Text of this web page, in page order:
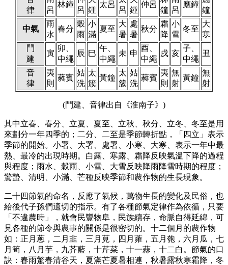
律
呂
林鐘
呂 鍾
太呂
呂 鍾
仲呂
鐘 呂
應鐘
鐘
中氣
雨
水
春分
穀
雨
小
滿
夏至
大
暑
處
暑
秋分
霜
降
小
雪
冬至
大
寒
鬥
建
寅
卯、
中繩
辰 巳
午、
中繩
未 申
酉、
中繩
戌 亥
子、
中繩
丑
音
律
夷
則
蕤賓
姑
洗
太
簇
黃鐘
太
簇
姑
洗
蕤賓
夷
則
無
射
黃鐘
無
射
(鬥建、音律出自《淮南子》)
其中立春、春分、立夏、夏至、立秋、秋分、立冬、冬至是用
來劃分一年四季的；二分、二至是季節轉折點，「四立」表示
季節的開始。小署、大署、處署、小寒、大寒、表示一年中最
熱、最冷的出現時期。白露、寒露、霜降反映氣溫下降的過程
與程度；雨水、穀雨、小雪、大雪反映降雨降雪時期的程度；
驚蟄、清明、小滿、芒種反映季節和農作物的生長現象。
二十四節氣的命名，反應了氣候，萬物生長的變化及民俗，也
給後代子孫們適切的指示。有了各種節氣定律作為依循，只要
「不違農時」，就會民豐物阜，民族續存，命脈自得延綿，可
見各種的節令與農事的關係是很密切的。十二個月的農作物
如：正月蔥，二月韭，三月莧，四月蕹，五月匏，六月瓜，七
月筍，八月芋，九芥藍，十芹菜，十一蒜，十二白。節氣的口
訣：春雨驚春清谷天，夏滿芒夏暑相連，秋暑露秋寒霜降，冬